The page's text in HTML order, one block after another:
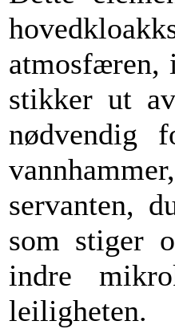
atmosfæren,
stikker ut
nødvendig
servanten,
som stiger
indre
leiligheten.